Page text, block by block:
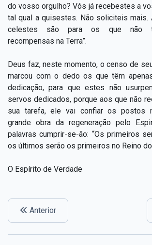
do vosso orgulho? Vós já recebestes a
tal qual a quisestes. Não soliciteis mais.
celestes são para os que não
recompensas na Terra”.
Deus faz, neste momento, o censo de
marcou com o dedo os que têm
dedicação, para que estes não
servos dedicados, porque aos que não
sua tarefa, ele vai confiar os postos
grande obra da regeneração pelo
palavras cumprir-se-ão: “Os primeiros
os últimos serão os primeiros no Reino
O Espírito de Verdade
Anterior